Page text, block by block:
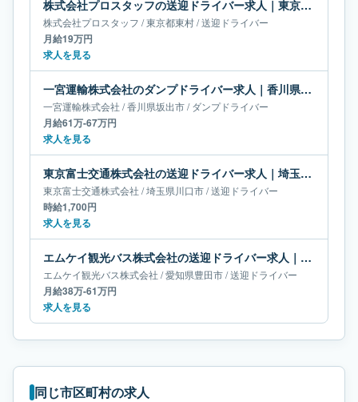
株式会社プロスタッフの送迎ドライバー求人｜東京都東村｜月給19万円
株式会社プロスタッフ /東京都東村/送迎ドライバー
月給19万円
求人を見る
一宮運輸株式会社のダンプドライバー求人｜香川県坂出市｜月給61万-67万円
一宮運輸株式会社 /香川県坂出市/ダンプドライバー
月給61万-67万円
求人を見る
東京富士交通株式会社の送迎ドライバー求人｜埼玉県川口市
東京富士交通株式会社 /埼玉県川口市/送迎ドライバー
時給1,700円
求人を見る
エムケイ観光バス株式会社の送迎ドライバー求人｜愛知県豊田市｜月給38万-61万円
エムケイ観光バス株式会社 /愛知県豊田市/送迎ドライバー
月給38万-61万円
求人を見る
同じ市区町村の求人